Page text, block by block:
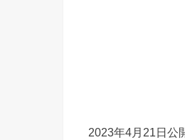
2023年4月21日公